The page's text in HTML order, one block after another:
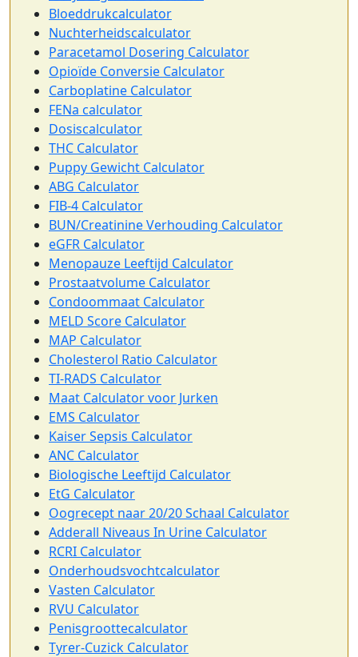
Bloeddrukcalculator
Nuchterheidscalculator
Paracetamol Dosering Calculator
Opioïde Conversie Calculator
Carboplatine Calculator
FENa calculator
Dosiscalculator
THC Calculator
Puppy Gewicht Calculator
ABG Calculator
FIB-4 Calculator
BUN/Creatinine Verhouding Calculator
eGFR Calculator
Menopauze Leeftijd Calculator
Prostaatvolume Calculator
Condoommaat Calculator
MELD Score Calculator
MAP Calculator
Cholesterol Ratio Calculator
TI-RADS Calculator
Maat Calculator voor Jurken
EMS Calculator
Kaiser Sepsis Calculator
ANC Calculator
Biologische Leeftijd Calculator
EtG Calculator
Oogrecept naar 20/20 Schaal Calculator
Adderall Niveaus In Urine Calculator
RCRI Calculator
Onderhoudsvochtcalculator
Vasten Calculator
RVU Calculator
Penisgroottecalculator
Tyrer-Cuzick Calculator